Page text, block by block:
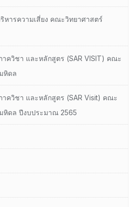
หารความเสี่ยง คณะวิทยาศาสตร์
ควิชา และหลักสูตร (SAR VISIT) คณะ
หิดล
ควิชา และหลักสูตร (SAR Visit) คณะ
หิดล ปีงบประมาณ 2565